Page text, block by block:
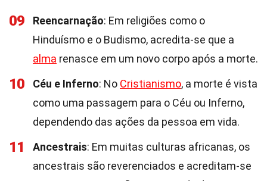
09 Reencarnação: Em religiões como o
Hinduísmo e o Budismo, acredita-se que a
alma renasce em um novo corpo após a morte.
10 Céu e Inferno: No Cristianismo, a morte é vista
como uma passagem para o Céu ou Inferno,
dependendo das ações da pessoa em vida.
11 Ancestrais: Em muitas culturas africanas, os
ancestrais são reverenciados e acreditam-se